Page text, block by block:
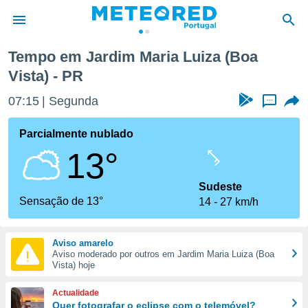
da
foi
para
fornecidas
e
digital
Tempo em Jardim Maria Luiza (Boa
Vista) - PR
07:15 Segunda ...
Parcialmente nublado
13°
Sensação de 13°
Sudeste
14
27 km/h
Aviso amarelo
Aviso moderado por outros em Jardim Maria Luiza (Boa
Vista) hoje
Actualidade
Quer fotografar o eclipse com o telemóvel?